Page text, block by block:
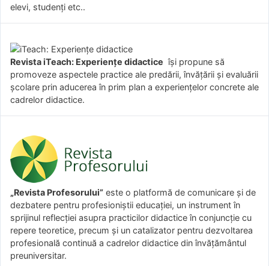
elevi, studenți etc..
Revista iTeach: Experienţe didactice îşi propune să
promoveze aspectele practice ale predării, învăţării şi evaluării
şcolare prin aducerea în prim plan a experienţelor concrete ale
cadrelor didactice.
„Revista Profesorului” este o platformă de comunicare și de
dezbatere pentru profesioniștii educației, un instrument în
sprijinul reflecției asupra practicilor didactice în conjuncție cu
repere teoretice, precum și un catalizator pentru dezvoltarea
profesională continuă a cadrelor didactice din învățământul
preuniversitar.